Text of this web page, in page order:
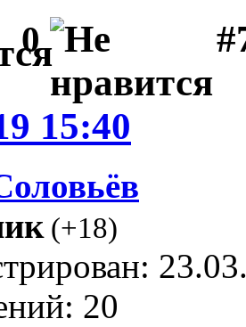
0
15:40
(+18)
20